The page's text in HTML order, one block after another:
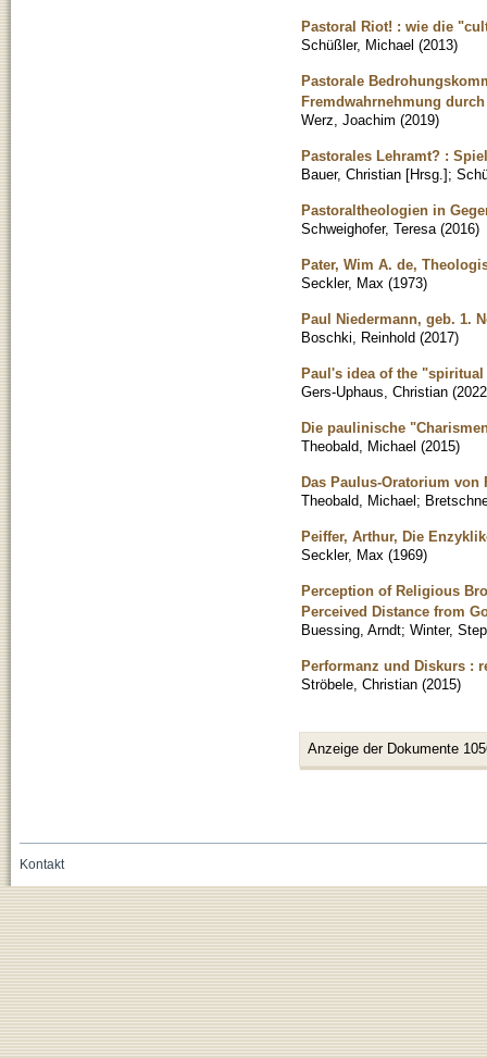
Pastoral Riot! : wie die
Schüßler, Michael (2013)
Pastorale
Fremdwahrnehmung
Werz, Joachim (2019)
Pastorales Lehramt? :
Bauer, Christian [Hrsg.];
Pastoraltheologien in
Schweighofer, Teresa (2016)
Pater, Wim A. de,
Seckler, Max (1973)
Paul Niedermann, geb. 1.
Boschki, Reinhold (2017)
Paul's idea of the
Gers-Uphaus, Christian (2022
Die paulinische
Theobald, Michael (2015)
Das Paulus-Oratorium von
Theobald, Michael;
Peiffer, Arthur, Die
Seckler, Max (1969)
Perception of Religious
Perceived Distance from
Buessing, Arndt; Winter,
Performanz und Diskurs :
Ströbele, Christian (2015)
Anzeige der Dokumente
Kontakt